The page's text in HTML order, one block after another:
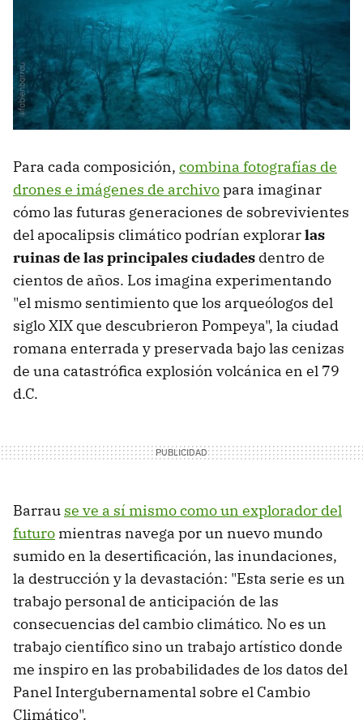
Para cada composición, combina fotografías de
drones e imágenes de archivopara imaginar
cómo las futuras generaciones de sobrevivientes
del apocalipsis climático podrían explorarlas
ruinas de las principales ciudades dentro de
cientos de años. Los imagina experimentando
"el mismo sentimiento que los arqueólogos del
siglo XIX que descubrieron Pompeya", la ciudad
romana enterrada y preservada bajo las cenizas
de una catastrófica explosión volcánica en el 79
d.C.
Barrau se ve a sí mismo como un explorador del
futuro mientras navega por un nuevo mundo
sumido en la desertificación, las inundaciones,
la destrucción y la devastación: "Esta serie es un
trabajo personal de anticipación de las
consecuencias del cambio climático. No es un
trabajo científico sino un trabajo artístico donde
me inspiro en las probabilidades de los datos del
Panel Intergubernamental sobre el Cambio
Climático".